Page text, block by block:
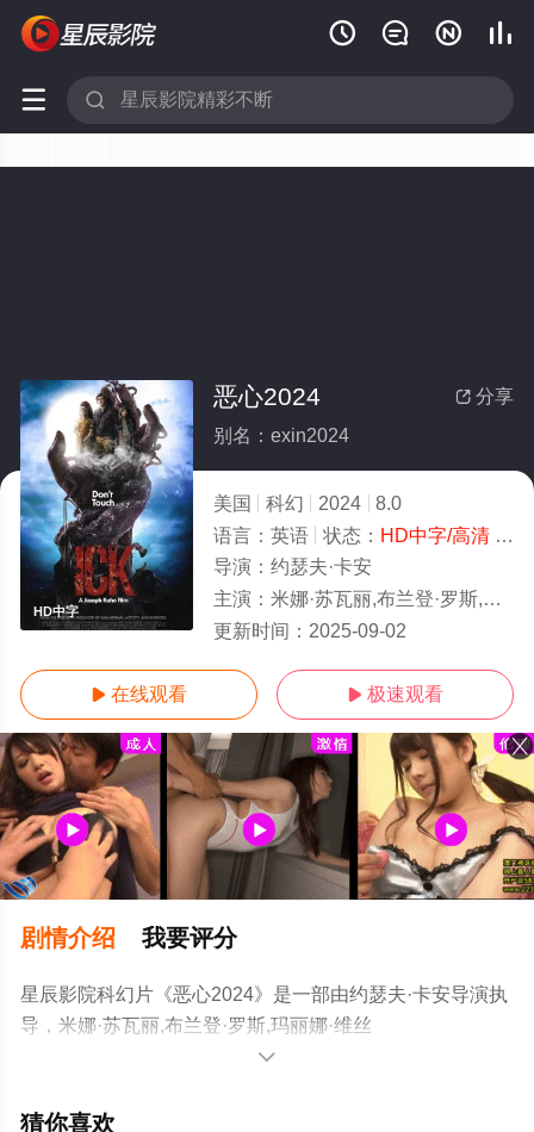
   
 
HD中字
 分享
恶心2024
别名：exin2024
美国 科幻 2024
8.0
语言： 英语 状态： HD中字/高清- 免费在线观看
导演： 约瑟夫·卡安
主演： 米娜·苏瓦丽,布兰登·罗斯,玛丽娜·维丝曼,Mariann,Gavelo,Harrison,Cone,杰克·西沃尔·麦克唐
更新时间： 2025-09-02
 在线观看  极速观看
剧情介绍 我要评分
星辰影院科幻片《恶心2024》是一部由约瑟夫·卡安导演执
导，米娜·苏瓦丽,布兰登·罗斯,玛丽娜·维丝
曼,Mariann,Gavelo,Harrison,Cone,杰克·西沃尔·麦克唐
迪

猜你喜欢